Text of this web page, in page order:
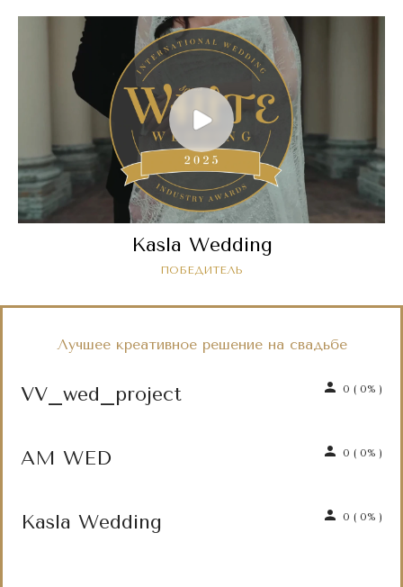
Kasla Wedding
ПОБЕДИТЕЛЬ
Лучшее креативное решение на свадьбе
VV_wed_project 0 ( 0% )
AM WED 0 ( 0% )
Kasla Wedding 0 ( 0% )